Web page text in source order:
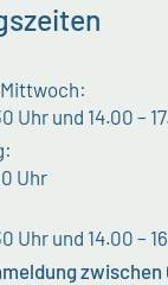
Uhr und 14.00 –
Uhr
Uhr und 14.00 –
zwischen